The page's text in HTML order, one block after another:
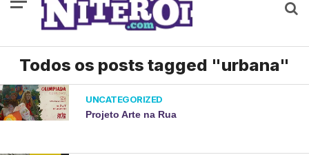
Todos os posts tagged "urbana"
UNCATEGORIZED
Projeto Arte na Rua